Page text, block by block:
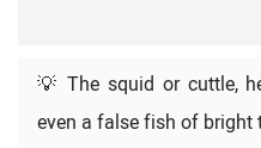
💡 The squid or cuttle,
even a false fish of bright